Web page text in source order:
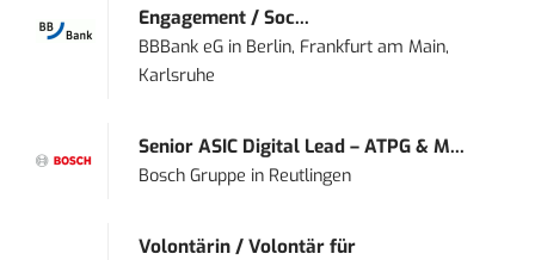
Engagement / Soc...
BBBank eG in Berlin, Frankfurt am Main,
Karlsruhe
Senior ASIC Digital Lead – ATPG & M...
Bosch Gruppe in Reutlingen
Volontärin / Volontär für